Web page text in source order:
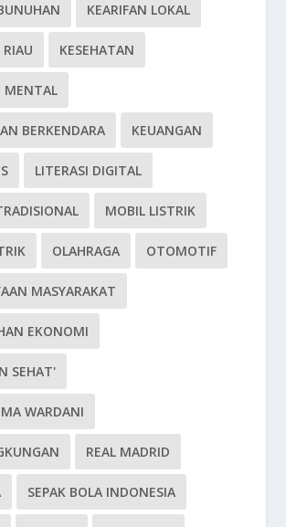
KEARIFAN LOKAL
KESEHATAN
MENTAL
BERKENDARA KEUANGAN
LITERASI DIGITAL
MOBIL LISTRIK
OLAHRAGA OTOMOTIF
MASYARAKAT
EKONOMI
SEHAT'
WARDANI
REAL MADRID
SEPAK BOLA INDONESIA